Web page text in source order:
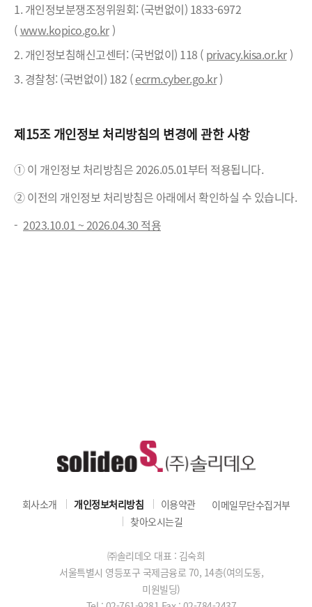
1. 개인정보분쟁조정위원회: (국번없이) 1833-6972
(www.kopico.go.kr )
2. 개인정보침해신고센터: (국번없이) 118 ( privacy.kisa.or.kr )
3. 경찰청: (국번없이) 182 ( ecrm.cyber.go.kr )
제15조 개인정보 처리방침의 변경에 관한 사항
① 이 개인정보 처리방침은 2026.05.01부터 적용됩니다.
② 이전의 개인정보 처리방침은 아래에서 확인하실 수 있습니다.
- 2023.10.01 ~ 2026.04.30 적용
회사소개 개인정보처리방침 이용약관
이메일무단수집거부
찾아오시는길
㈜솔리데오 대표 : 김숙희
서울특별시 영등포구 국제금융로 70, 14층(여의도동,
미원빌딩)